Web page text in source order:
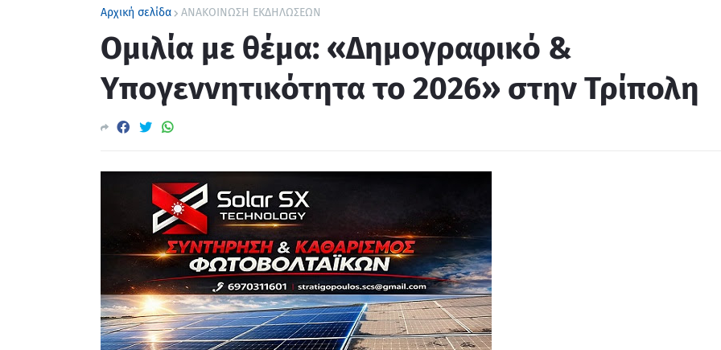
Αρχική σελίδα ΑΝΑΚΟΙΝΩΣΗ ΕΚΔΗΛΩΣΕΩΝ
Ομιλία με θέμα: «Δημογραφικό &
Υπογεννητικότητα το 2026» στην Τρίπολη